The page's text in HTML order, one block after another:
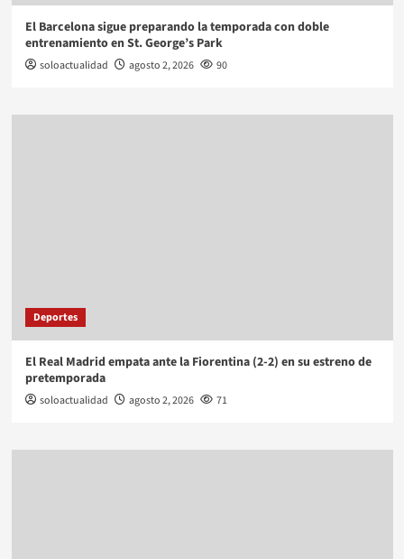
El Barcelona sigue preparando la temporada con doble
entrenamiento en St. George’s Park
soloactualidad agosto 2, 2026 90
Deportes
El Real Madrid empata ante la Fiorentina (2-2) en su estreno de
pretemporada
soloactualidad agosto 2, 2026 71